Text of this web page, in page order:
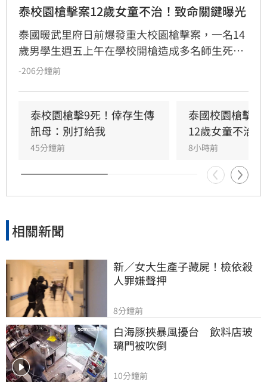
泰校園槍擊案12歲女童不治！致命關鍵曝光
泰國暖武里府日前爆發重大校園槍擊案，一名14
歲男學生週五上午在學校開槍造成多名師生死
傷，之後舉槍自盡，且嫌犯被懷疑案發前已在家
生後，泰國總理阿努廷（Anutin Charnvirakul）
隨即承諾推動新的槍枝管制法律，未來擬限制一
般民眾攜帶槍枝，僅允許執勤中的政府官員持
-206分鐘前
泰校園槍擊9死！倖存生傳
訊母：別打給我
45分鐘前
泰國校園槍擊
12歲女童不治
8小時前
相關新聞
新／女大生產子藏屍！檢依殺
人罪嫌聲押
8分鐘前
白海豚挾暴風擾台　飲料店玻
璃門被吹倒
10分鐘前